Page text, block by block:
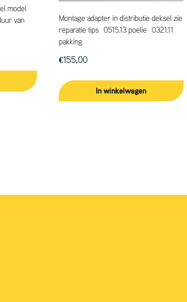
model
van
Montage adapter in distributie deksel zie
reparatie tips 0515.13 poelie 0321.11
pakking
€155,00
In winkelwagen